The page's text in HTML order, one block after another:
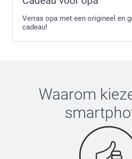
Verras opa met een origineel en
cadeau!
Waarom